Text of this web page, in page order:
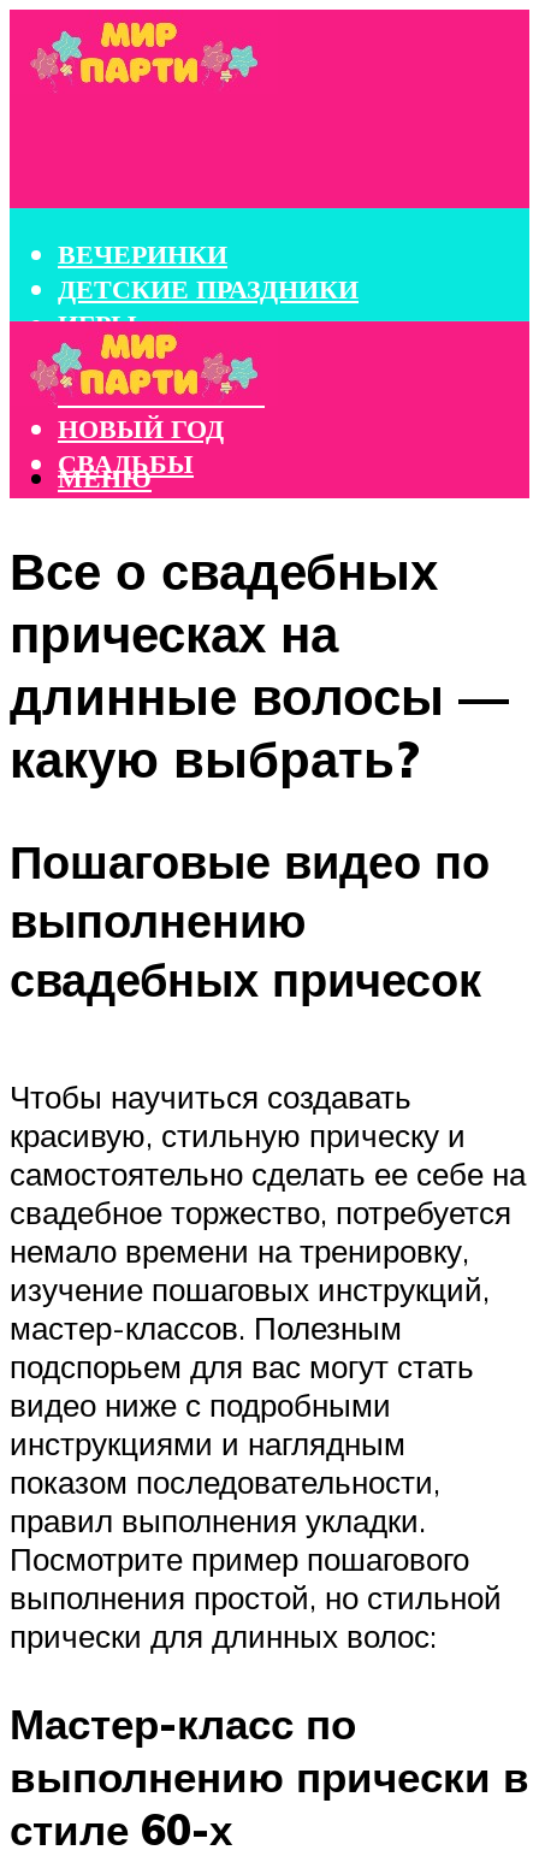
ВЕЧЕРИНКИ
ДЕТСКИЕ ПРАЗДНИКИ
ИГРЫ
КОНКУРСЫ
КОРПОРАТИВЫ
НОВЫЙ ГОД
СВАДЬБЫ
МЕНЮ
Все о свадебных
прическах на
длинные волосы —
какую выбрать?
Пошаговые видео по
выполнению
свадебных причесок
Чтобы научиться создавать
красивую, стильную прическу и
самостоятельно сделать ее себе на
свадебное торжество, потребуется
немало времени на тренировку,
изучение пошаговых инструкций,
мастер-классов. Полезным
подспорьем для вас могут стать
видео ниже с подробными
инструкциями и наглядным
показом последовательности,
правил выполнения укладки.
Посмотрите пример пошагового
выполнения простой, но стильной
прически для длинных волос:
Мастер-класс по
выполнению прически в
стиле 60-х